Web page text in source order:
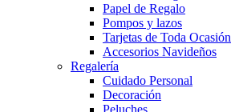
Papel de Regalo
Pompos y lazos
Tarjetas de Toda Ocasión
Accesorios Navideños
Regalería
Cuidado Personal
Decoración
Peluches